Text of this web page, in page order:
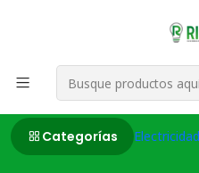
Categorías Electricidad